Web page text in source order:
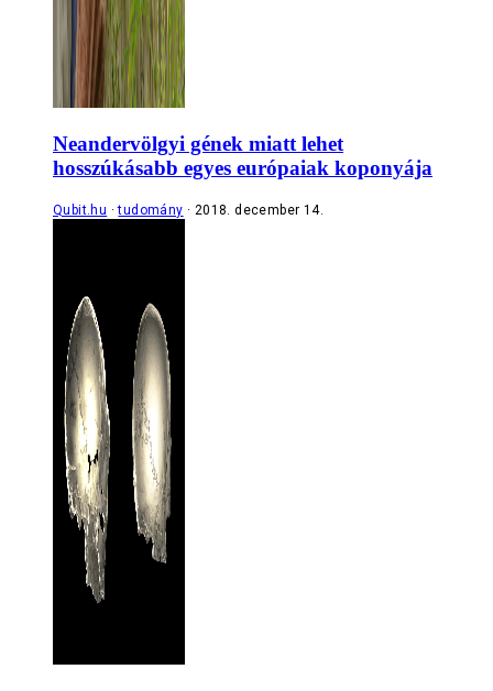
Neandervölgyi gének miatt lehet
hosszúkásabb egyes európaiak koponyája
Qubit.hu tudomány 2018. december 14.